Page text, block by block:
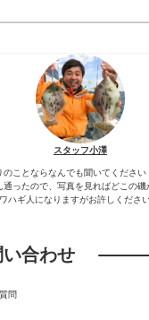
スタッフ小澤
ことならなんでも聞いてくださ
ったので、写真を見ればどこの磯
ハギ人になりますがお許しください
合わせ
問